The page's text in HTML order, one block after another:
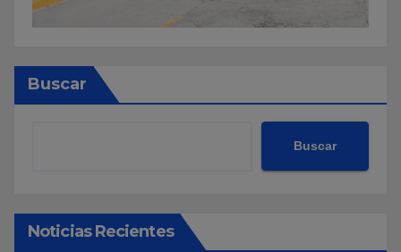
Buscar
Buscar
Noticias Recientes